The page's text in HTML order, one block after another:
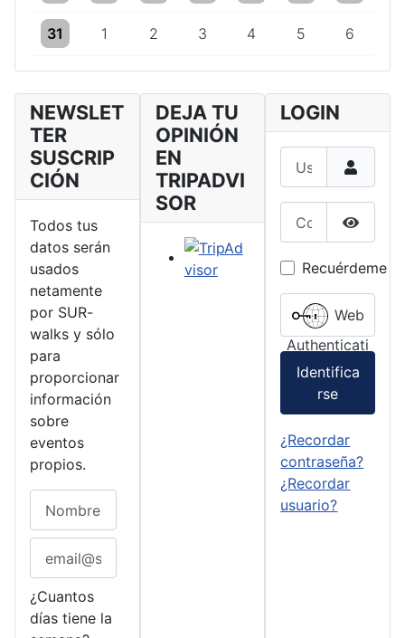
31
One event 1
One event2
One event3
One event 4
One event5
One event6
One event
NEWSLET
TER
SUSCRIP
CIÓN
Todos tus
datos serán
usados
netamente
por SUR-
walks y sólo
para
proporcionar
información
sobre
eventos
propios.
¿Cuantos
días tiene la
DEJA TU
OPINIÓN
EN
TRIPADVI
SOR
LOGIN
Show
Recuérdeme
Authenticati
on
Identifica
rse
¿Recordar
contraseña?
¿Recordar
usuario?